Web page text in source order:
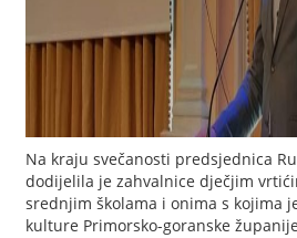
Na kraju svečanosti predsjednica
dodijelila je zahvalnice dječjim
srednjim školama i onima s kojima
kulture Primorsko-goranske